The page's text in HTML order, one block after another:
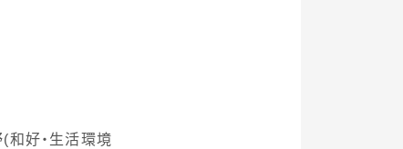
(和好・生活環境